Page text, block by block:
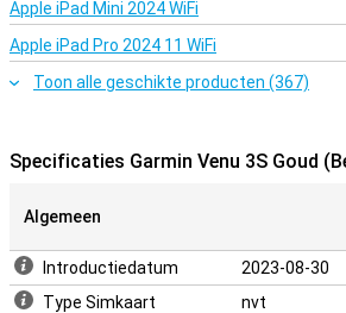
Apple iPad Mini 2024 WiFi
Apple iPad Pro 2024 11 WiFi
Toon alle geschikte producten (367)
Specificaties Garmin Venu 3S Goud
Algemeen
Introductiedatum
2023-08-30
Type Simkaart
nvt